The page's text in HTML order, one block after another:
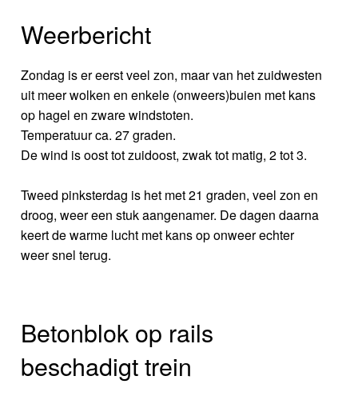
Weerbericht
Zondag is er eerst veel zon, maar van het zuidwesten
uit meer wolken en enkele (onweers)buien met kans
op hagel en zware windstoten.
Temperatuur ca. 27 graden.
De wind is oost tot zuidoost, zwak tot matig, 2 tot 3.
Tweed pinksterdag is het met 21 graden, veel zon en
droog, weer een stuk aangenamer. De dagen daarna
keert de warme lucht met kans op onweer echter
weer snel terug.
Betonblok op rails
beschadigt trein